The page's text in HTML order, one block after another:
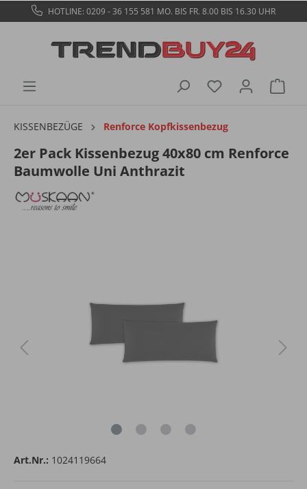
HOTLINE: 0209 - 36 155 581 MO. BIS FR. 8.00 BIS 16.30 UHR
KISSENBEZÜGE Renforce Kopfkissenbezug
2er Pack Kissenbezug 40x80 cm Renforce
Baumwolle Uni Anthrazit
Art.Nr.: 1024119664